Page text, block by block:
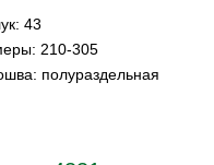
43
210-305
полураздельная